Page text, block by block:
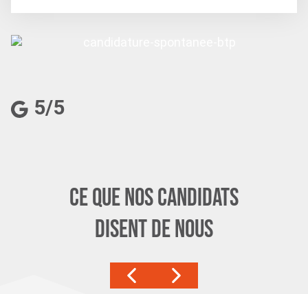
5/5
Ce que nos candidats
disent de nous